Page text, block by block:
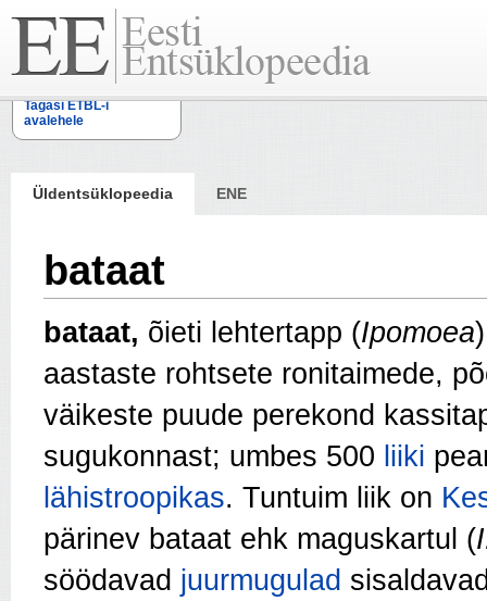
Tagasi ETBL-i
avalehele
Üldentsüklopeedia ENE
bataat
bataat, õieti lehtertapp (Ipomoea
aastaste rohtsete ronitaimede,
väikeste puude perekond
sugukonnast; umbes 500 liiki
lähistroopikas. Tuntuim liik on
pärinev bataat ehk maguskartul (
söödavad juurmugulad